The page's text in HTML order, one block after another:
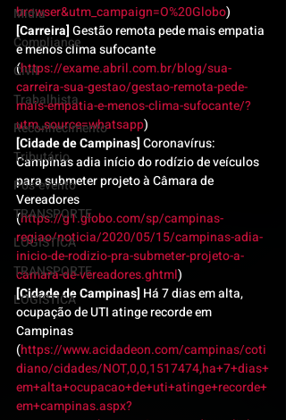
Mídia
Compliance
Civil
Trabalhista
Reconhecimento
Tributário
Pós-evento
TRANSPORTE
LOGISTICA
TRANSPORTE
LOGISTICA
browser&utm_campaign=O%20Globo)
[Carreira] Gestão remota pede mais empatia
e menos clima sufocante
(https://exame.abril.com.br/blog/sua-
carreira-sua-gestao/gestao-remota-pede-
mais-empatia-e-menos-clima-sufocante/?
utm_source=whatsapp)
[Cidade de Campinas] Coronavírus:
Campinas adia início do rodízio de veículos
para submeter projeto à Câmara de
Vereadores
(https://g1.globo.com/sp/campinas-
regiao/noticia/2020/05/15/campinas-adia-
inicio-de-rodizio-pra-submeter-projeto-a-
camara-de-vereadores.ghtml)
[Cidade de Campinas] Há 7 dias em alta,
ocupação de UTI atinge recorde em
Campinas
(https://www.acidadeon.com/campinas/coti
diano/cidades/NOT,0,0,1517474,ha+7+dias+
em+alta+ocupacao+de+uti+atinge+recorde+
em+campinas.aspx?